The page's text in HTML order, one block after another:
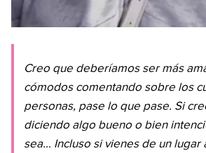
Creo que deberíamos ser más
cómodos comentando sobre los
personas, pase lo que pase. Si
diciendo algo bueno o bien
sea… Incluso si vienes de un lugar